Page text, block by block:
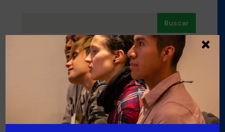
Buscar
Últimas noticias
Nuevo curso de gestión administrativa y
Ciberseguridad para el empleo: una
formación gratuita para impulsar tu
futuro digital
×